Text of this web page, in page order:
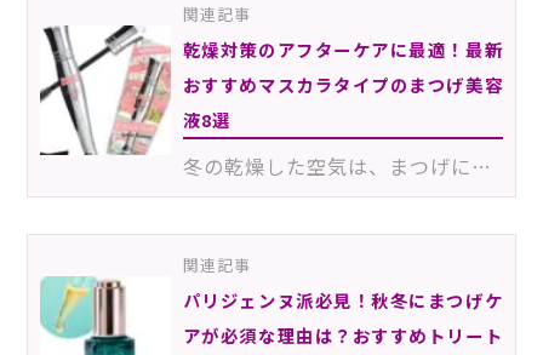
関連記事
乾燥対策のアフターケアに最適！最新
おすすめマスカラタイプのまつげ美容
液8選
冬の乾燥した空気は、まつげにもさまざまな影響をもたらします。今回は、そんな乾燥がまつげにもたらす影…
関連記事
パリジェンヌ派必見！秋冬にまつげケ
アが必須な理由は？おすすめトリート